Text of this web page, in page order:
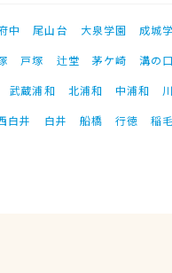
中 尾山台 大泉学園 成城
戸塚 辻堂 茅ケ崎
溝の口
武蔵浦和 北浦和 中浦和
白井 白井 船橋 行徳 稲毛